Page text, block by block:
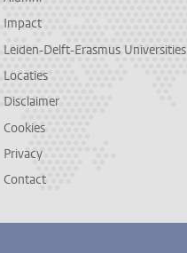
Impact
Leiden-Delft-Erasmus Universities
Locaties
Disclaimer
Cookies
Privacy
Contact